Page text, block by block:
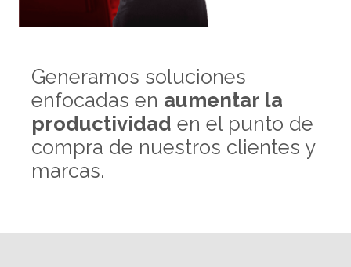
Generamos soluciones
enfocadas en aumentar la
productividad en el punto de
compra de nuestros clientes y
marcas.
Cookies
aceptas y consientes el uso de cookies de